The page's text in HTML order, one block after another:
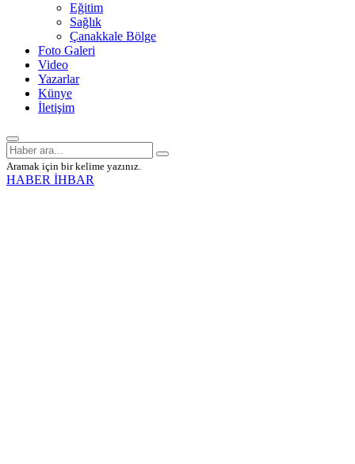
Eğitim
Sağlık
Çanakkale Bölge
Foto Galeri
Video
Yazarlar
Künye
İletişim
Aramak için bir kelime yazınız.
HABER İHBAR